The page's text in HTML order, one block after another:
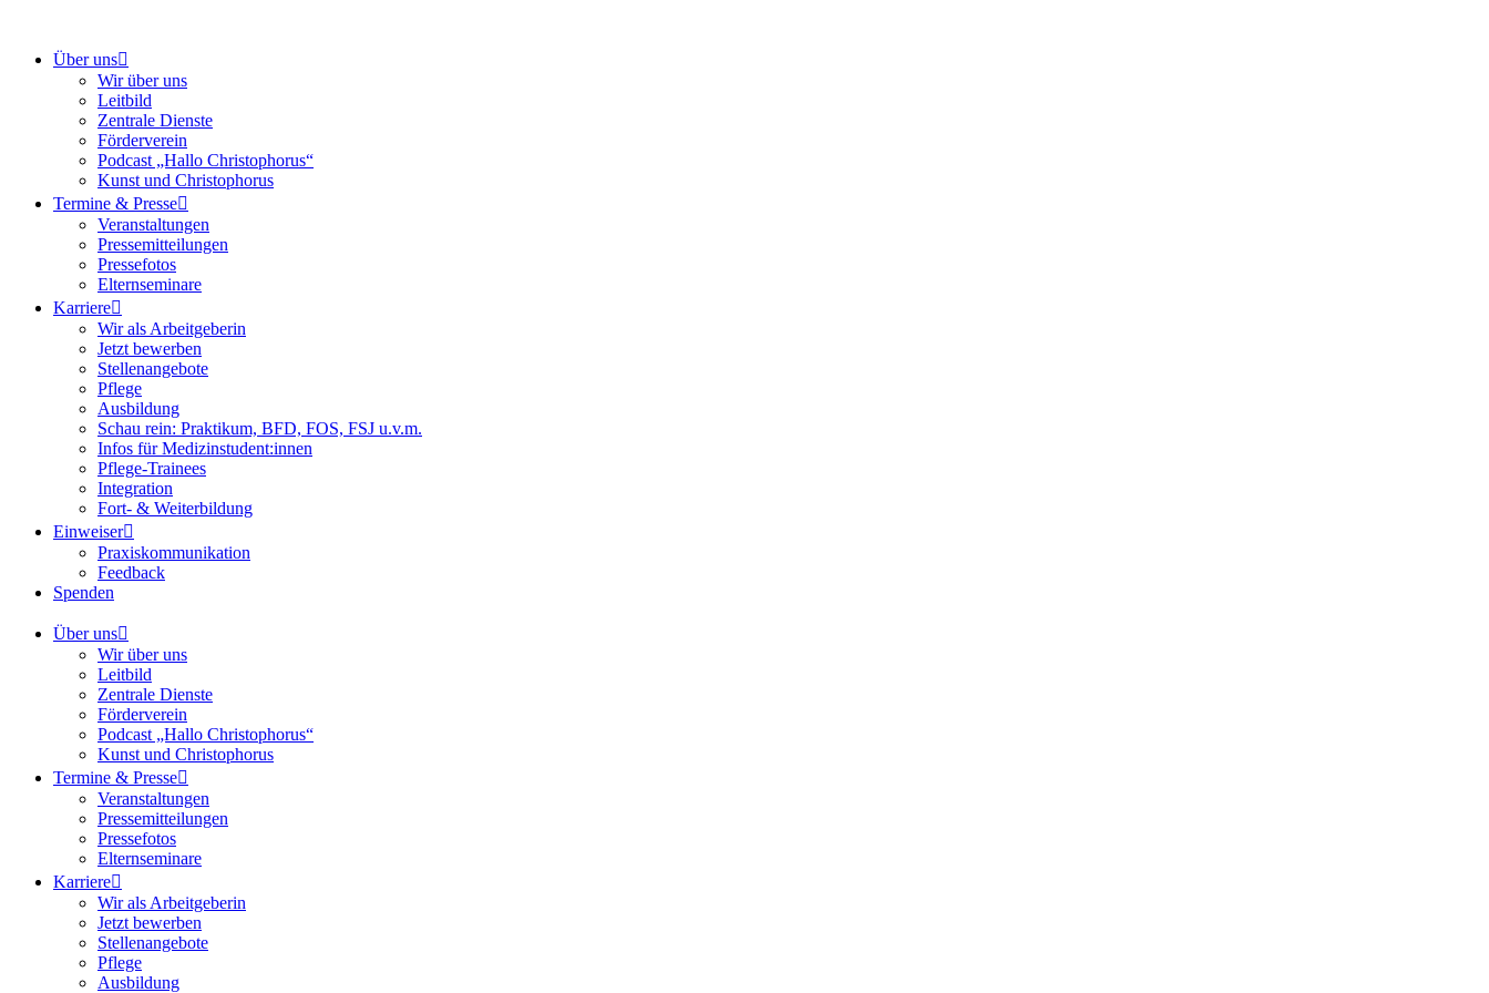
Über uns
Wir über uns
Leitbild
Zentrale Dienste
Förderverein
Podcast „Hallo Christophorus“
Kunst und Christophorus
Termine & Presse
Veranstaltungen
Pressemitteilungen
Pressefotos
Elternseminare
Karriere
Wir als Arbeitgeberin
Jetzt bewerben
Stellenangebote
Pflege
Ausbildung
Schau rein: Praktikum, BFD, FOS, FSJ u.v.m.
Infos für Medizinstudent:innen
Pflege-Trainees
Integration
Fort- & Weiterbildung
Einweiser
Praxiskommunikation
Feedback
Spenden
Über uns
Wir über uns
Leitbild
Zentrale Dienste
Förderverein
Podcast „Hallo Christophorus“
Kunst und Christophorus
Termine & Presse
Veranstaltungen
Pressemitteilungen
Pressefotos
Elternseminare
Karriere
Wir als Arbeitgeberin
Jetzt bewerben
Stellenangebote
Pflege
Ausbildung